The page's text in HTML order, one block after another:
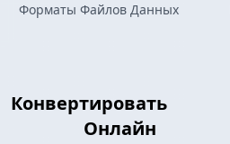
Конвертировать
Онлайн
Форматы Файлов Данных